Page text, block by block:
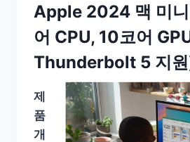
Apple 2024 맥 미
어 CPU, 10코어
Thunderbolt 5 지
제
품
개